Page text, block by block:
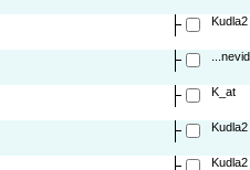
Kudla2
K_at
Kudla2
Kudla2